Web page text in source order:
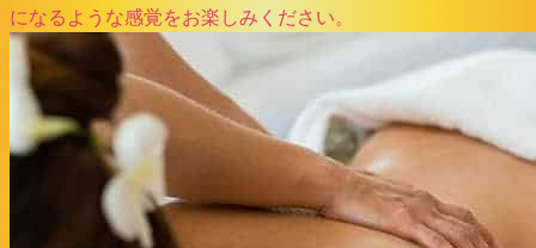
になるような感覚をお楽しみください。